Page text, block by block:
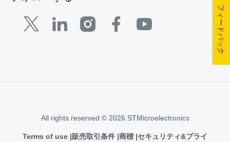
All rights reserved © 2026 STMicroelectronics
Terms of use 販売取引条件 商標 セキュリティ&プライ
フィードバック